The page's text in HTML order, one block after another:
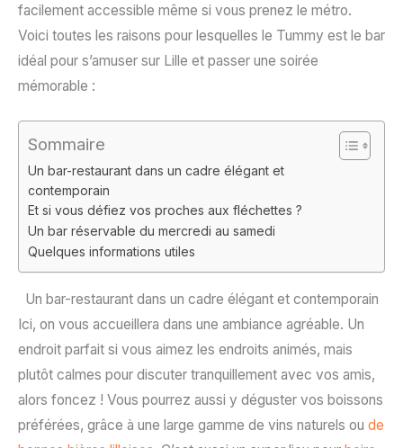
facilement accessible même si vous prenez le métro.
Voici toutes les raisons pour lesquelles le Tummy est le bar
idéal pour s’amuser sur Lille et passer une soirée
mémorable :
Sommaire
Un bar-restaurant dans un cadre élégant et
contemporain
Et si vous défiez vos proches aux fléchettes ?
Un bar réservable du mercredi au samedi
Quelques informations utiles
Un bar-restaurant dans un cadre élégant et contemporain
Ici, on vous accueillera dans une ambiance agréable. Un
endroit parfait si vous aimez les endroits animés, mais
plutôt calmes pour discuter tranquillement avec vos amis,
alors foncez ! Vous pourrez aussi y déguster vos boissons
préférées, grâce à une large gamme de vins naturels ou de